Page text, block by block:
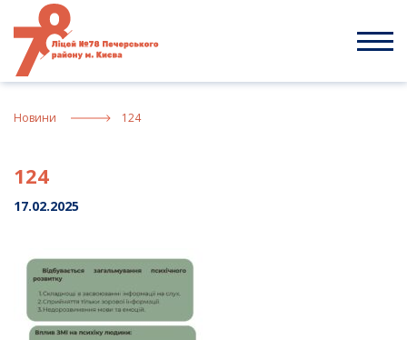
content
Новини 124
124
17.02.2025